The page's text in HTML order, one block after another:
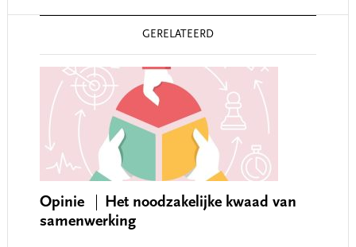
GERELATEERD
Opinie
Het noodzakelijke kwaad van
samenwerking